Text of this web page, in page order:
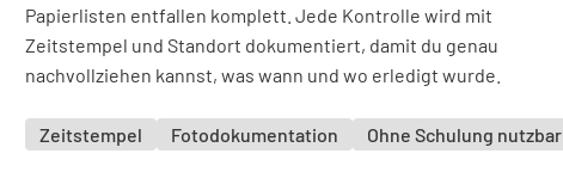
Papierlisten entfallen komplett. Jede Kontrolle wird mit
Zeitstempel und Standort dokumentiert, damit du genau
nachvollziehen kannst, was wann und wo erledigt wurde.
Zeitstempel Fotodokumentation Ohne Schulung nutzbar